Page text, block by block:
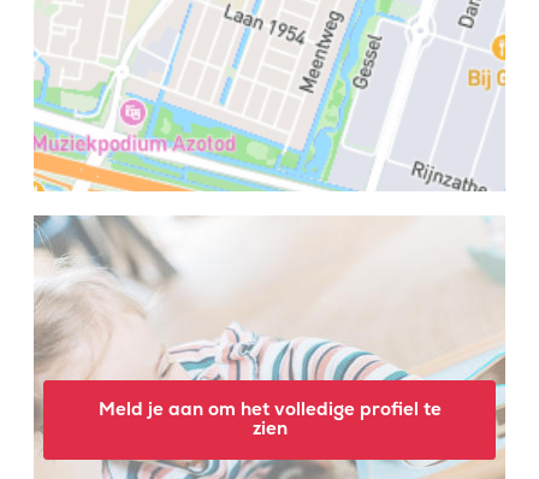
Meld je aan om het volledige profiel te
zien